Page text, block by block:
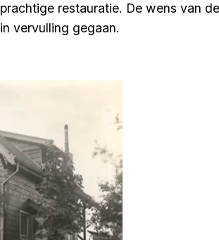
restauratie. De wens van
vervulling gegaan.